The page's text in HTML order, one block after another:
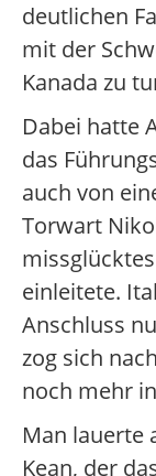
deutlichen
mit der
Kanada zu
Dabei hatte
das
auch von
Torwart
einleitete.
Anschluss
zog sich
noch mehr
Man lauerte
Kean, der